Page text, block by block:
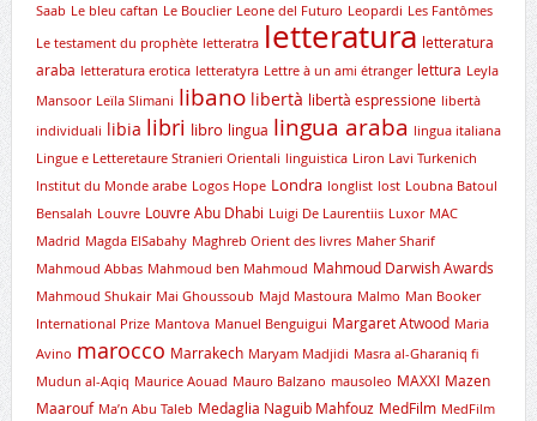
Saab Le bleu caftan Le Bouclier Leone del Futuro Leopardi Les Fantômes
Le testament du prophète letteratra letteratura letteratura
araba letteratura erotica letteratyra Lettre à un ami étranger lettura Leyla
Mansoor Leïla Slimani libano libertà libertà espressione libertà
individuali libia libri libro lingua lingua araba lingua italiana
Lingue e Letteretaure Stranieri Orientali linguistica Liron Lavi Turkenich
lnstitut du Monde arabe Logos Hope Londra longlist lost Loubna Batoul
Bensalah Louvre Louvre Abu Dhabi Luigi De Laurentiis Luxor MAC
Madrid Magda ElSabahy Maghreb Orient des livres Maher Sharif
Mahmoud Abbas Mahmoud ben Mahmoud Mahmoud Darwish Awards
Mahmoud Shukair Mai Ghoussoub Majd Mastoura Malmo Man Booker
International Prize Mantova Manuel Benguigui Margaret Atwood Maria
Avino marocco Marrakech Maryam Madjidi Masra al-Gharaniq fi
Mudun al-Aqiq Maurice Aouad Mauro Balzano mausoleo MAXXI Mazen
Maarouf Ma’n Abu Taleb Medaglia Naguib Mahfouz MedFilm MedFilm